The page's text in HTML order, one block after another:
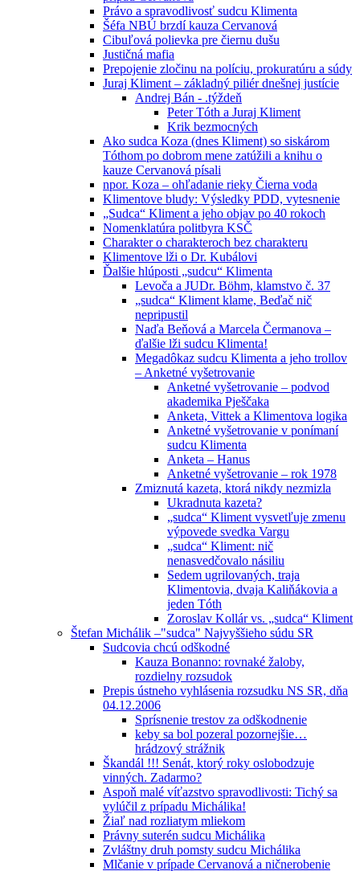
Právo a spravodlivosť sudcu Klimenta
Šéfa NBÚ brzdí kauza Cervanová
Cibuľová polievka pre čiernu dušu
Justičná mafia
Prepojenie zločinu na políciu, prokuratúru a súdy
Juraj Kliment – základný piliér dnešnej justície
Andrej Bán - .týždeň
Peter Tóth a Juraj Kliment
Krik bezmocných
Ako sudca Koza (dnes Kliment) so siskárom
Tóthom po dobrom mene zatúžili a knihu o
kauze Cervanová písali
npor. Koza – ohľadanie rieky Čierna voda
Klimentove bludy: Výsledky PDD, vytesnenie
„Sudca“ Kliment a jeho objav po 40 rokoch
Nomenklatúra politbyra KSČ
Charakter o charakteroch bez charakteru
Klimentove lži o Dr. Kubálovi
Ďalšie hlúposti „sudcu“ Klimenta
Levoča a JUDr. Böhm, klamstvo č. 37
„sudca“ Kliment klame, Beďač nič
nepripustil
Naďa Beňová a Marcela Čermanova –
ďalšie lži sudcu Klimenta!
Megadôkaz sudcu Klimenta a jeho trollov
– Anketné vyšetrovanie
Anketné vyšetrovanie – podvod
akademika Pješčaka
Anketa, Vittek a Klimentova logika
Anketné vyšetrovanie v ponímaní
sudcu Klimenta
Anketa – Hanus
Anketné vyšetrovanie – rok 1978
Zmiznutá kazeta, ktorá nikdy nezmizla
Ukradnuta kazeta?
„sudca“ Kliment vysvetľuje zmenu
výpovede svedka Vargu
„sudca“ Kliment: nič
nenasvedčovalo násiliu
Sedem ugrilovaných, traja
Klimentovia, dvaja Kaliňákovia a
jeden Tóth
Zoroslav Kollár vs. „sudca“ Kliment
Štefan Michálik –"sudca" Najvyššieho súdu SR
Sudcovia chcú odškodné
Kauza Bonanno: rovnaké žaloby,
rozdielny rozsudok
Prepis ústneho vyhlásenia rozsudku NS SR, dňa
04.12.2006
Sprísnenie trestov za odškodnenie
keby sa bol pozeral pozornejšie…
hrádzový strážnik
Škandál !!! Senát, ktorý roky oslobodzuje
vinných. Zadarmo?
Aspoň malé víťazstvo spravodlivosti: Tichý sa
vylúčil z prípadu Michálika!
Žiaľ nad rozliatym mliekom
Právny suterén sudcu Michálika
Zvláštny druh pomsty sudcu Michálika
Mlčanie v prípade Cervanová a ničnerobenie